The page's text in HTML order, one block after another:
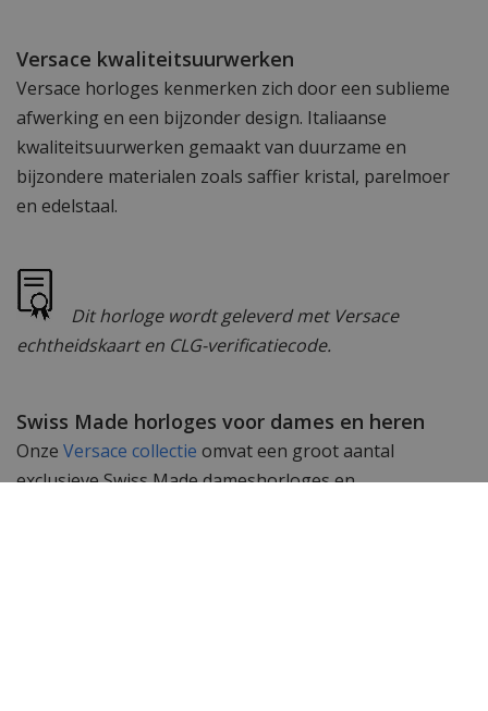
Versace kwaliteitsuurwerken
Versace horloges kenmerken zich door een sublieme
afwerking en een bijzonder design. Italiaanse
kwaliteitsuurwerken gemaakt van duurzame en
bijzondere materialen zoals saffier kristal, parelmoer
en edelstaal.
Dit horloge wordt geleverd met Versace
echtheidskaart en CLG-verificatiecode.
Swiss Made horloges voor dames en heren
Onze Versace collectie omvat een groot aantal
exclusieve Swiss Made dameshorloges en